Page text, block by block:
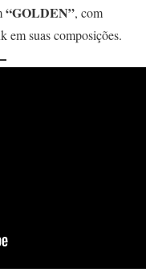
“GOLDEN”, com
em suas composições.